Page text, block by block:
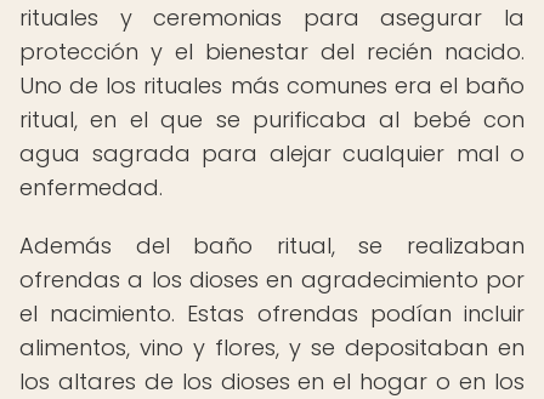
rituales y ceremonias para asegurar la
protección y el bienestar del recién nacido.
Uno de los rituales más comunes era el baño
ritual, en el que se purificaba al bebé con
agua sagrada para alejar cualquier mal o
enfermedad.
Además del baño ritual, se realizaban
ofrendas a los dioses en agradecimiento por
el nacimiento. Estas ofrendas podían incluir
alimentos, vino y flores, y se depositaban en
los altares de los dioses en el hogar o en los